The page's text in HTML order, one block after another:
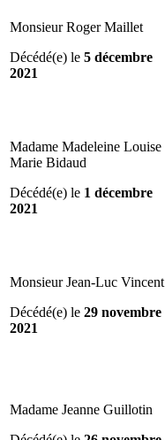
Monsieur Roger Maillet
Décédé(e) le 5 décembre
2021
Madame Madeleine Louise
Marie Bidaud
Décédé(e) le 1 décembre
2021
Monsieur Jean-Luc Vincent
Décédé(e) le 29 novembre
2021
Madame Jeanne Guillotin